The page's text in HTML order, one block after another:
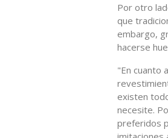
Por otro
que
embargo,
hacerse
"En cuanto
existen
necesite.
preferidos